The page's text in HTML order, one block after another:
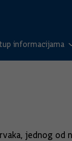
informacijama
jednog od